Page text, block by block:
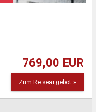
769,00 EUR
Zum Reiseangebot »